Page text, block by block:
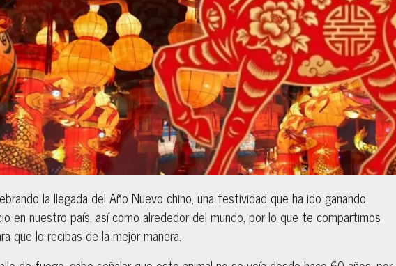
la llegada del Año Nuevo chino, una festividad que ha ido ganando
en nuestro país, así como alrededor del mundo, por lo que te compartimos
que lo recibas de la mejor manera.